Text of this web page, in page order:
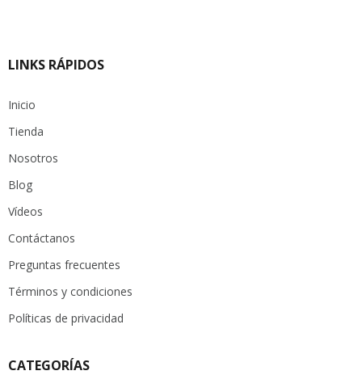
LINKS RÁPIDOS
Inicio
Tienda
Nosotros
Blog
Vídeos
Contáctanos
Preguntas frecuentes
Términos y condiciones
Políticas de privacidad
CATEGORÍAS